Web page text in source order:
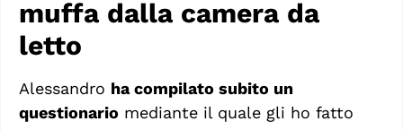
muffa dalla camera da
letto
Alessandro ha compilato subito un
questionario mediante il quale gli ho fatto